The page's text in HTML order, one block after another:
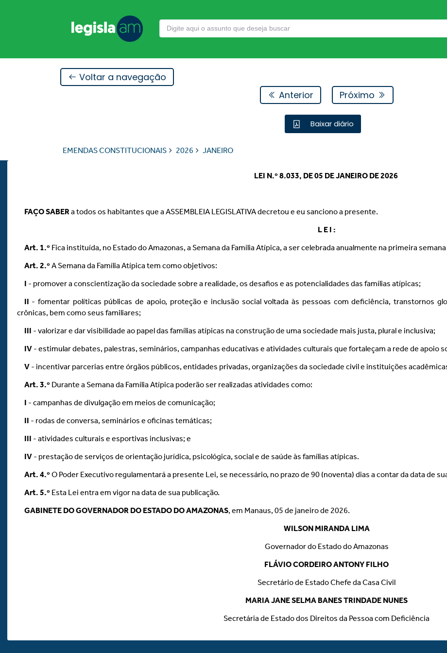
Voltar a navegação
Anterior
Próximo
Baixar diário
EMENDAS CONSTITUCIONAIS 2026 JANEIRO
LEI N.º 8.033, DE 05 DE JANEIRO DE 2026
FAÇOSABERa todos os habitantes que a ASSEMBLEIA LEGISLATIVA decretou e eu sanciono a presente.
L E I :
Art. 1.º Fica instituída, no Estado do Amazonas, a Semana da Família Atípica, a ser celebrada anualmente na primeira
Art. 2.º A Semana da Família Atípica tem como objetivos:
I - promover a conscientização da sociedade sobre a realidade, os desafios e as potencialidades das famílias atípicas;
II - fomentar políticas públicas de apoio, proteção e inclusão social voltada às pessoas com deficiência, transtornos
crônicas, bem como seus familiares;
III - valorizar e dar visibilidade ao papel das famílias atípicas na construção de uma sociedade mais justa, plural e inclusiva;
IV - estimular debates, palestras, seminários, campanhas educativas e atividades culturais que fortaleçam a rede de apoio
V - incentivar parcerias entre órgãos públicos, entidades privadas, organizações da sociedade civil e instituições
Art. 3.º Durante a Semana da Família Atípica poderão ser realizadas atividades como:
I - campanhas de divulgação em meios de comunicação;
II - rodas de conversa, seminários e oficinas temáticas;
III - atividades culturais e esportivas inclusivas; e
IV - prestação de serviços de orientação jurídica, psicológica, social e de saúde às famílias atípicas.
Art. 4.º O Poder Executivo regulamentará a presente Lei, se necessário, no prazo de 90 (noventa) dias a contar da data de
Art. 5.º Esta Lei entra em vigor na data de sua publicação.
GABINETE DO GOVERNADOR DO ESTADO DO AMAZONAS, em Manaus, 05 de janeiro de 2026.
WILSON MIRANDA LIMA
Governador do Estado do Amazonas
FLÁVIO CORDEIRO ANTONY FILHO
Secretário de Estado Chefe da Casa Civil
MARIA JANE SELMA BANES TRINDADE NUNES
Secretária de Estado dos Direitos da Pessoa com Deficiência